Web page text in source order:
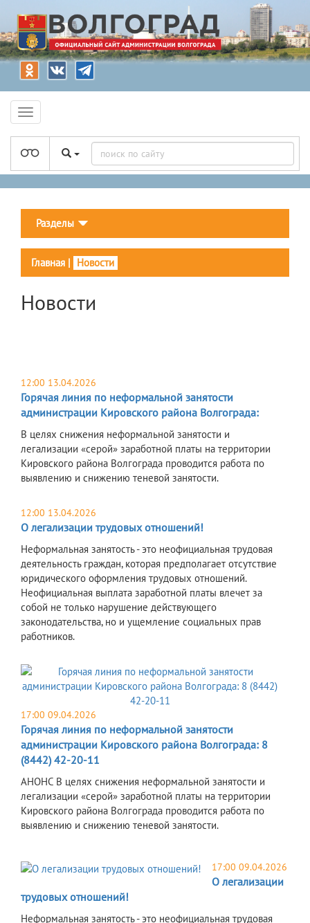
Разделы
Главная | Новости
Новости
12:00 13.04.2026
Горячая линия по неформальной занятости
администрации Кировского района Волгограда:
В целях снижения неформальной занятости и
легализации «серой» заработной платы на территории
Кировского района Волгограда проводится работа по
выявлению и снижению теневой занятости.
12:00 13.04.2026
О легализации трудовых отношений!
Неформальная занятость - это неофициальная трудовая
деятельность граждан, которая предполагает отсутствие
юридического оформления трудовых отношений.
Неофициальная выплата заработной платы влечет за
собой не только нарушение действующего
законодательства, но и ущемление социальных прав
работников.
17:00 09.04.2026
Горячая линия по неформальной занятости
администрации Кировского района Волгограда: 8
(8442) 42-20-11
АНОНС В целях снижения неформальной занятости и
легализации «серой» заработной платы на территории
Кировского района Волгограда проводится работа по
выявлению и снижению теневой занятости.
17:00 09.04.2026
О легализации
трудовых отношений!
Неформальная занятость - это неофициальная трудовая